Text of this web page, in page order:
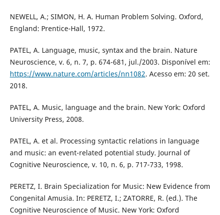
NEWELL, A.; SIMON, H. A. Human Problem Solving. Oxford,
England: Prentice-Hall, 1972.
PATEL, A. Language, music, syntax and the brain. Nature
Neuroscience, v. 6, n. 7, p. 674-681, jul./2003. Disponível em:
https://www.nature.com/articles/nn1082. Acesso em: 20 set.
2018.
PATEL, A. Music, language and the brain. New York: Oxford
University Press, 2008.
PATEL, A. et al. Processing syntactic relations in language
and music: an event-related potential study. Journal of
Cognitive Neuroscience, v. 10, n. 6, p. 717-733, 1998.
PERETZ, I. Brain Specialization for Music: New Evidence from
Congenital Amusia. In: PERETZ, I.; ZATORRE, R. (ed.). The
Cognitive Neuroscience of Music. New York: Oxford